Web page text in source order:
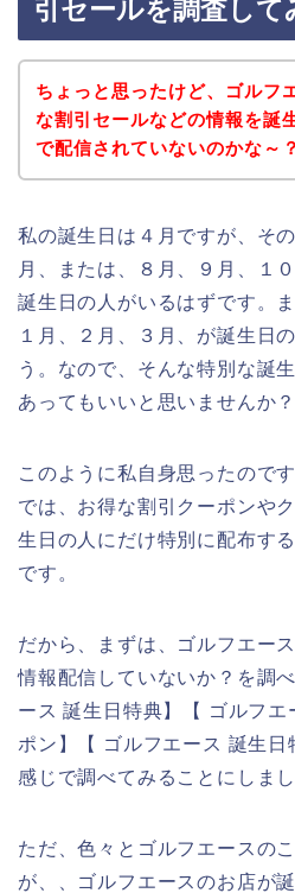
引セールを調査して
ちょっと思ったけど、ゴルフ
な割引セールなどの情報を誕
で配信されていないのかな～？
私の誕生日は４月ですが、そ
月、または、８月、９月、１
誕生日の人がいるはずです。
１月、２月、３月、が誕生日
う。なので、そんな特別な誕
あってもいいと思いませんか？
このように私自身思ったので
では、お得な割引クーポンや
生日の人にだけ特別に配布す
です。
だから、まずは、ゴルフエー
情報配信していないか？を調
ース 誕生日特典】【 ゴルフ
ポン】【 ゴルフエース 誕生日
感じで調べてみることにしまし
ただ、色々とゴルフエースの
が、、ゴルフエースのお店が